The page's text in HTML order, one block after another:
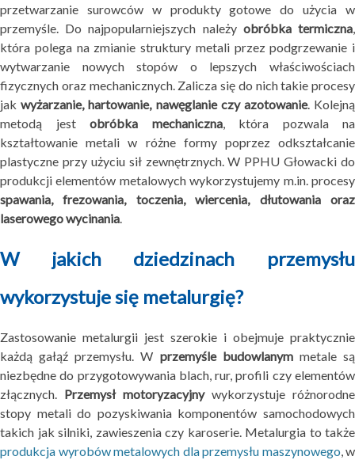
przetwarzanie surowców w produkty gotowe do użycia w
przemyśle. Do najpopularniejszych należy obróbka termiczna
która polega na zmianie struktury metali przez podgrzewanie i
wytwarzanie nowych stopów o lepszych właściwościach
fizycznych oraz mechanicznych. Zalicza się do nich takie procesy
jakwyżarzanie, hartowanie, nawęglanie czy azotowanie. Kolejną
metodą jest obróbka mechaniczna, która pozwala na
kształtowanie metali w różne formy poprzez odkształcanie
plastyczne przy użyciu sił zewnętrznych. W PPHU Głowacki do
produkcji elementów metalowych wykorzystujemy m.in. procesy
spawania, frezowania, toczenia, wiercenia, dłutowania oraz
laserowego wycinania
W jakich dziedzinach przemysłu
wykorzystuje się metalurgię?
Zastosowanie metalurgii jest szerokie i obejmuje praktycznie
każdą gałąź przemysłu. W przemyśle budowlanymmetale są
niezbędne do przygotowywania blach, rur, profili czy elementów
złącznych. Przemysł motoryzacyjnywykorzystuje różnorodne
stopy metali do pozyskiwania komponentów samochodowych
takich jak silniki, zawieszenia czy karoserie. Metalurgia to także
produkcja wyrobów metalowych dla przemysłu maszynowego , w